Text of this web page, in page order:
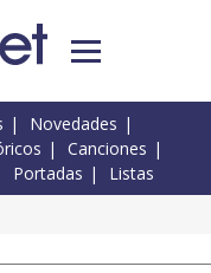
Novedades
Canciones
Portadas Listas